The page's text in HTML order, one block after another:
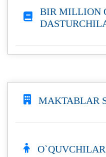
BIR MILLION
MAKTABLAR